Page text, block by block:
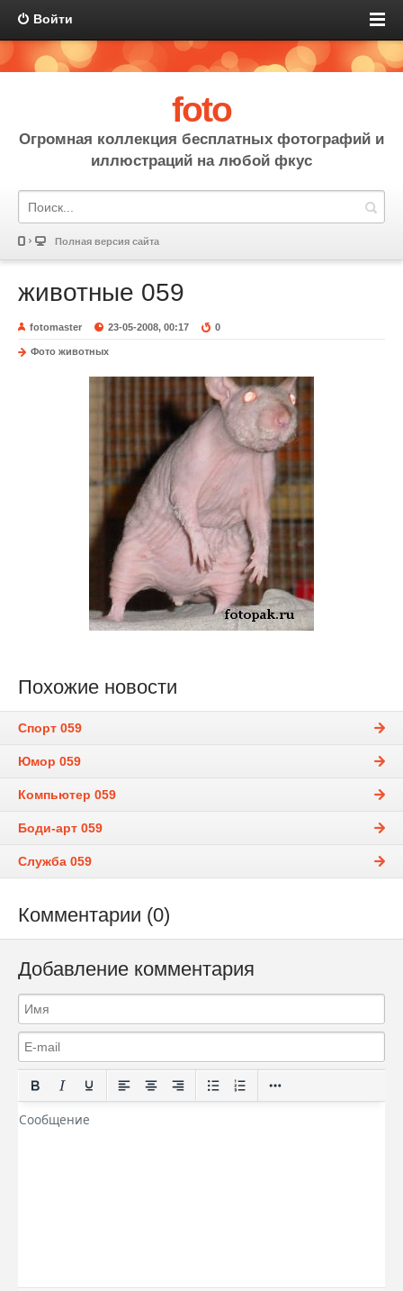
Войти
foto
Огромная коллекция бесплатных фотографий и
иллюстраций на любой фкус
Полная версия сайта
животные 059
fotomaster 23-05-2008, 00:17 0
Фото животных
Похожие новости
Спорт 059
Юмор 059
Компьютер 059
Боди-арт 059
Служба 059
Комментарии (0)
Добавление комментария